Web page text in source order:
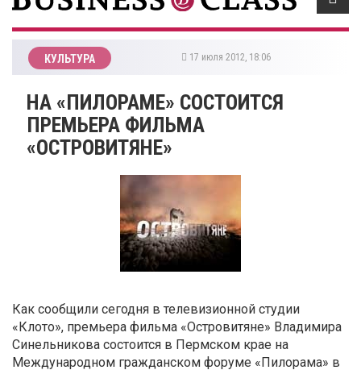
КУЛЬТУРА 17 июля 2012, 18:06
НА «ПИЛОРАМЕ» СОСТОИТСЯ
ПРЕМЬЕРА ФИЛЬМА
«ОСТРОВИТЯНЕ»
Как сообщили сегодня в телевизионной студии
«Клото», премьера фильма «Островитяне» Владимира
Синельникова состоится в Пермском крае на
Международном гражданском форуме «Пилорама» в